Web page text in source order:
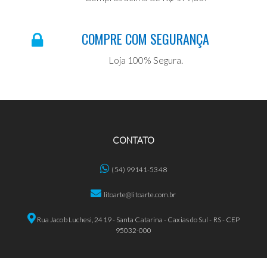
COMPRE COM SEGURANÇA
Loja 100% Segura.
CONTATO
(54) 99141-5348
litoarte@litoarte.com.br
Rua Jacob Luchesi, 2419 - Santa Catarina - Caxias do Sul - RS - CEP
95032-000